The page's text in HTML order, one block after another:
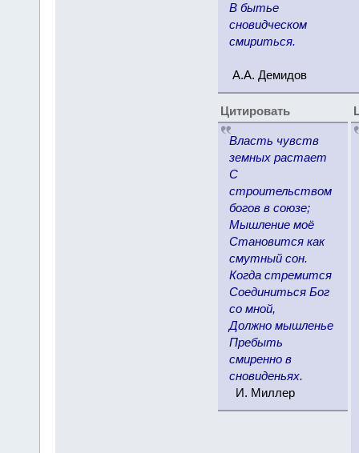
В бытье
сновидческом
смириться.
А.А. Демидов
Цитировать
Власть чувств
земных растает
С
строительством
богов в союзе;
Мышление моё
Становится как
смутный сон.
Когда стремится
Соединиться Бог
со мной,
Должно мышленье
Пребыть
смиренно в
сновиденьях.
И. Миллер